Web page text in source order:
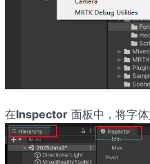
在Inspector面板中，将字